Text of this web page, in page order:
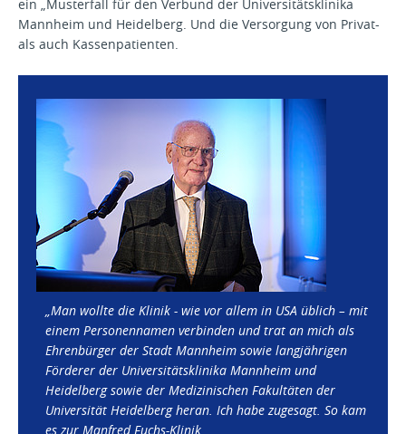
ein „Musterfall für den Verbund der Universitätsklinika
Mannheim und Heidelberg. Und die Versorgung von Privat-
als auch Kassenpatienten.
„Man wollte die Klinik - wie vor allem in USA üblich – mit
einem Personennamen verbinden und trat an mich als
Ehrenbürger der Stadt Mannheim sowie langjährigen
Förderer der Universitätsklinika Mannheim und
Heidelberg sowie der Medizinischen Fakultäten der
Universität Heidelberg heran. Ich habe zugesagt. So kam
es zur Manfred Fuchs-Klinik.